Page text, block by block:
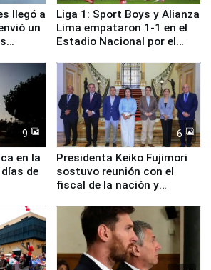
llegó a
un
Liga 1: Sport Boys y Alianza
Lima empataron 1-1 en el
Estadio Nacional por el
9
en la
de
6
Presidenta Keiko Fujimori
sostuvo reunión con el
fiscal de la nación y